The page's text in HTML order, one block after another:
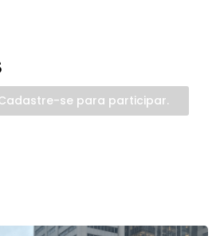
se para participar.